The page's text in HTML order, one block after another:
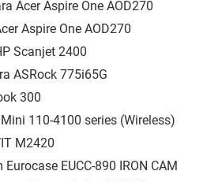
Acer Aspire One AOD270
Aspire One AOD270
Scanjet 2400
ASRock 775i65G
300
110-4100 series (Wireless)
M2420
EUCC-890 IRON CAM